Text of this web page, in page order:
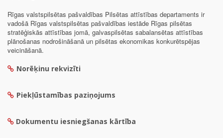
Rīgas valstspilsētas pašvaldības Pilsētas attīstības departaments ir
vadošā Rīgas valstspilsētas pašvaldības iestāde Rīgas pilsētas
stratēģiskās attīstības jomā, galvaspilsētas sabalansētas attīstības
plānošanas nodrošināšanā un pilsētas ekonomikas konkurētspējas
veicināšanā.
Norēķinu rekvizīti
Piekļūstamības paziņojums
Dokumentu iesniegšanas kārtība